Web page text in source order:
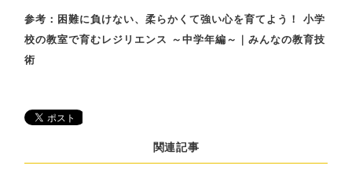
参考： 困難に負けない、柔らかくて強い心を育てよう！ 小学
校の教室で育むレジリエンス ～中学年編～｜みんなの教育技
術
関連記事